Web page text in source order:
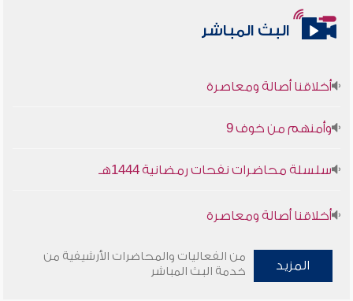
البث المباشر
أخلاقنا أصالة ومعاصرة
وأمنهم من خوف 9
سلسلة محاضرات نفحات رمضانية 1444هـ
أخلاقنا أصالة ومعاصرة
وأمنهم من خوف 9
المزيد
من الفعاليات والمحاضرات الأرشيفية من
خدمة البث المباشر